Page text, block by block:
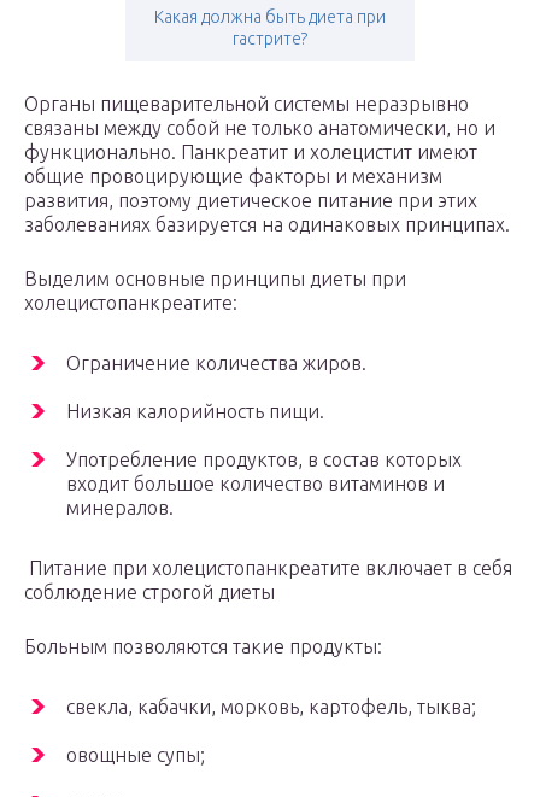
Какая должна быть диета при
гастрите?
Органы пищеварительной системы неразрывно
связаны между собой не только анатомически, но и
функционально. Панкреатит и холецистит имеют
общие провоцирующие факторы и механизм
развития, поэтому диетическое питание при этих
заболеваниях базируется на одинаковых принципах.
Выделим основные принципы диеты при
холецистопанкреатите:
Ограничение количества жиров.
Низкая калорийность пищи.
Употребление продуктов, в состав которых
входит большое количество витаминов и
минералов.
Питание при холецистопанкреатите включает в себя
соблюдение строгой диеты
Больным позволяются такие продукты:
свекла, кабачки, морковь, картофель, тыква;
овощные супы;